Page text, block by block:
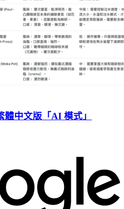
體中文版「AI 模式」